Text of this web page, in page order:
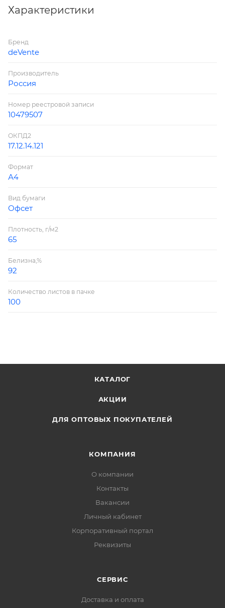
Характеристики
Бренд
deVente
Производитель
Россия
Номер реестровой записи
10479507
ОКПД2
17.12.14.121
Формат
А4
Вид бумаги
Офсет
Плотность, г/м2
65
Белизна,%
92
Количество листов в пачке
100
КАТАЛОГ
АКЦИИ
ДЛЯ ОПТОВЫХ ПОКУПАТЕЛЕЙ
КОМПАНИЯ
О компании
Контакты
Вакансии
Личный кабинет
Корпоративный портал
Реквизиты
СЕРВИС
Доставка и оплата